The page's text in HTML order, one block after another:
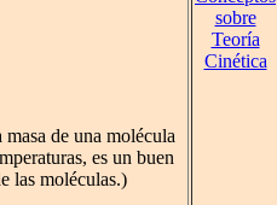
de una molécula
es un buen
las moléculas.)
sobre
Teoría
Cinética